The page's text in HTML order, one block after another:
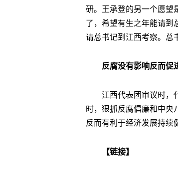
研。王承登的另一个愿望
了，希望有生之年能请到
请总书记到江西考察。总
反腐没有影响反而促
江西代表团审议时，
时，狠抓反腐倡廉和中央
反而有利于经济发展持续
【链接】